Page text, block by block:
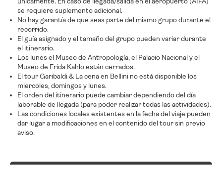
se requiere suplemento adicional.
No hay garantía de que seas parte del mismo grupo durante el
recorrido.
El guía asignado y el tamaño del grupo pueden variar durante
el itinerario.
Los lunes el Museo de Antropología, el Palacio Nacional y el
Museo de Frida Kahlo están cerrados.
El tour Garibaldi & La cena en Bellini no está disponible los
miercoles, domingos y lunes.
El orden del itinerario puede cambiar dependiendo del día
laborable de llegada (para poder realizar todas las actividades).
Las condiciones locales existentes en la fecha del viaje pueden
dar lugar a modificaciones en el contenido del tour sin previo
aviso.